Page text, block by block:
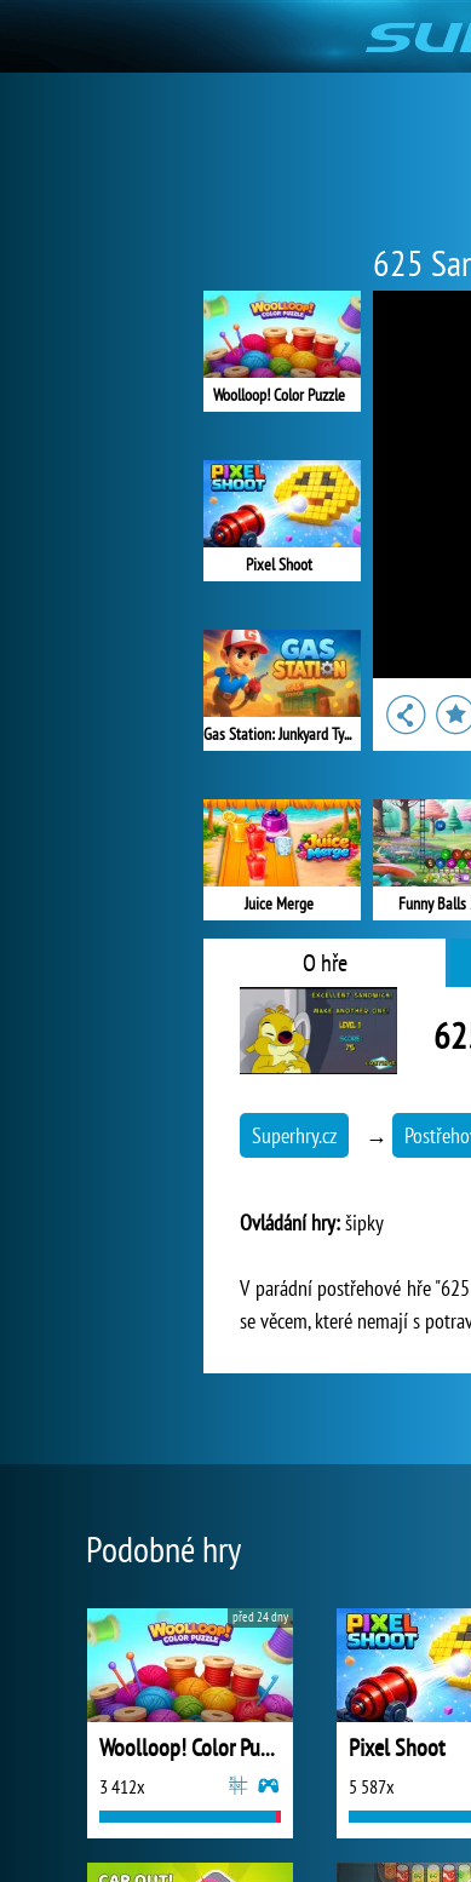
625
Woolloop! Color Puzzle
Pixel Shoot
Gas Station: Junkyard Tycoon
Juice Merge Funny Balls
O hře
Superhry.cz →
Ovládání hry:šipky
V parádní postřehové hře
se věcem, které nemají s
Podobné hry
Woolloop! Color Puzzle
3 412x
před 24 dny
Pixel Shoot
5 587x